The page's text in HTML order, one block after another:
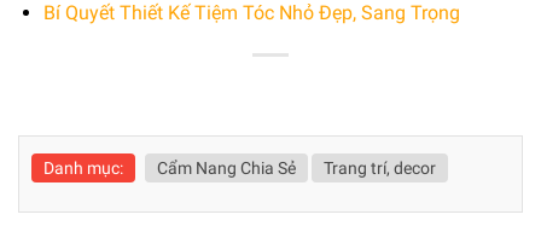
Bí Quyết Thiết Kế Tiệm Tóc Nhỏ Đẹp, Sang Trọng
Danh mục: Cẩm Nang Chia Sẻ Trang trí, decor